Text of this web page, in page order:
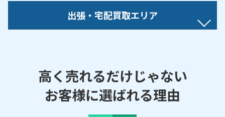
出張・宅配買取エリア
畑／稲干場／犬山／井ノ元／今井／杁下／岩穴／岩
田／牛岩／内久保／内田東町／内屋敷／梅坪／裏之
門／裏山／追分／追分東／大洞／落添／垣ノ内／柿
畑／角池／上榎島／上坂町／上野／上野新町／上ノ
高く売れるだけじゃない
お客様に選ばれる理由